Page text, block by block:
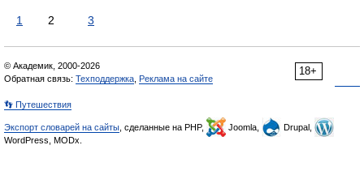
1 2 3
18+
© Академик, 2000-2026
Обратная связь: Техподдержка Реклама на сайте
👣 Путешествия
Экспорт словарей на сайты , сделанные на PHP, Joomla,
Drupal,
WordPress, MODx.